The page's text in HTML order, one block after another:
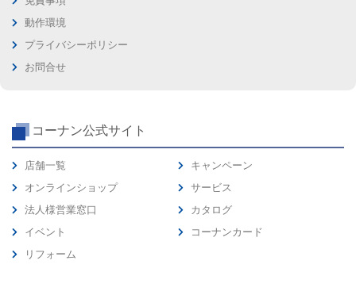
動作環境
プライバシーポリシー
お問合せ
コーナン公式サイト
店舗一覧
オンラインショップ
法人様営業窓口
イベント
リフォーム
キャンペーン
サービス
カタログ
コーナンカード